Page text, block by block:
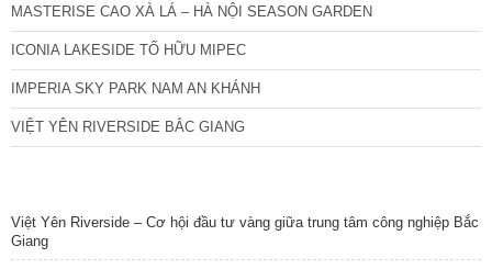
MASTERISE CAO XÀ LÁ – HÀ NỘI SEASON GARDEN
ICONIA LAKESIDE TỐ HỮU MIPEC
IMPERIA SKY PARK NAM AN KHÁNH
VIỆT YÊN RIVERSIDE BẮC GIANG
Việt Yên Riverside – Cơ hội đầu tư vàng giữa trung tâm công nghiệp Bắc
Giang